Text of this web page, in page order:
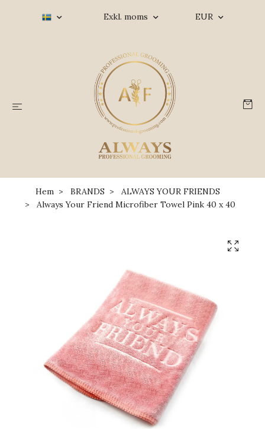
Exkl. moms EUR
Hem BRANDS
ALWAYS YOUR FRIENDS
Always Your Friend Microfiber Towel Pink 40 x 40